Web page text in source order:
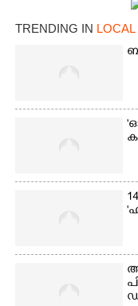
TRENDING IN LOCAL